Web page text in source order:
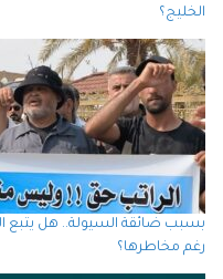
الخليج؟
بسبب ضائقة السيولة.. هل يتبع
رغم مخاطرها؟